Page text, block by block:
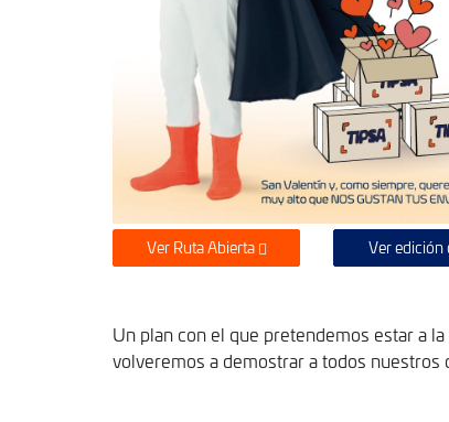
Ver Ruta Abierta Ver edición
Un plan con el que pretendemos estar a
volveremos a demostrar a todos nuestros